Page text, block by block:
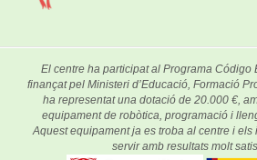
El centre ha participat al Programa Código
finançat pel Ministeri d’Educació, Formació
ha representat una dotació de 20.000 €,
equipament de robòtica, programació i
Aquest equipament ja es troba al centre i els
servir amb resultats molt